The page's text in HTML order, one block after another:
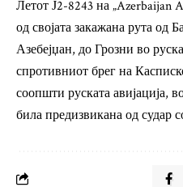
Летот Ј2-8243 на „Azerbaijan
од својата закажана рута од
Азебејџан, до Грозни во
спротивниот брег на
соопшти руската авијација,
била предизвикана од судар